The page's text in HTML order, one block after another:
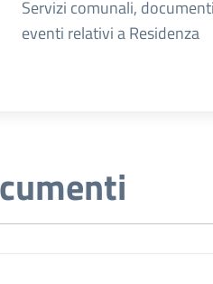
Dettagli
Servizi comunali,
eventi relativi a Residenza